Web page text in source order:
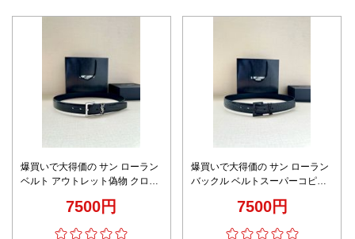
爆買いで大得価の サン ローラン
ベルト アウトレット偽物 クロコ
レディース ブラック
7500円
爆買いで大得価の サン ローラン
バックル ベルトスーパーコピー
ル レディース ブラック
7500円